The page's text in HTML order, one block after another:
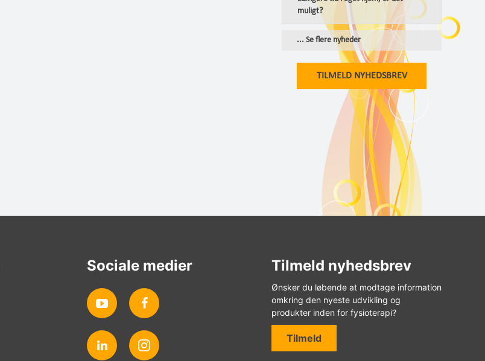
muligt?
... Se flere nyheder
TILMELD NYHEDSBREV
Sociale medier Tilmeld nyhedsbrev
Ønsker du løbende at modtage information
omkring den nyeste udvikling og
produkter inden for fysioterapi?
Tilmeld